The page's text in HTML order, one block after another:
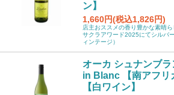
ン】
1,660円(税込1,826円)
店主おススメの香り豊かな素晴ら
サクラアワード2025にてシルバ
ィンテージ）
オーカ シュナンブ
in Blanc 【南アフリ
【白ワイン】